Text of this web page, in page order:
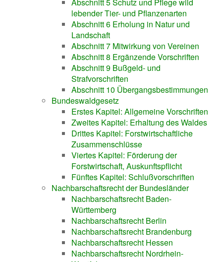
lebender Tier- und Pflanzenarten
Abschnitt 6 Erholung in Natur und
Landschaft
Abschnitt 7 Mitwirkung von Vereinen
Abschnitt 8 Ergänzende Vorschriften
Abschnitt 9 Bußgeld- und
Strafvorschriften
Abschnitt 10 Übergangsbestimmungen
Bundeswaldgesetz
Erstes Kapitel: Allgemeine Vorschriften
Zweites Kapitel: Erhaltung des Waldes
Drittes Kapitel: Forstwirtschaftliche
Zusammenschlüsse
Viertes Kapitel: Förderung der
Forstwirtschaft, Auskunftspflicht
Fünftes Kapitel: Schlußvorschriften
Nachbarschaftsrecht der Bundesländer
Nachbarschaftsrecht Baden-
Württemberg
Nachbarschaftsrecht Berlin
Nachbarschaftsrecht Brandenburg
Nachbarschaftsrecht Hessen
Nachbarschaftsrecht Nordrhein-